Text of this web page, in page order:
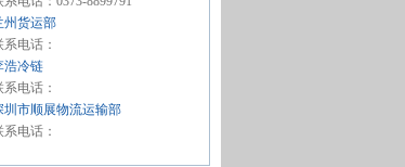
州货运部
系电话：
浩冷链
系电话：
圳市顺展物流运输部
系电话：